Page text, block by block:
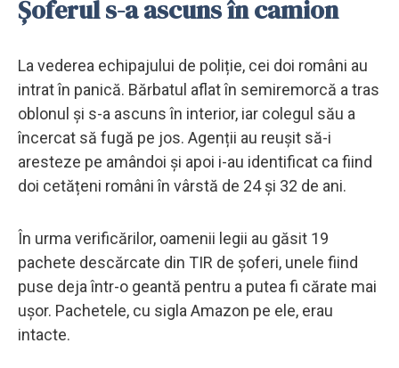
Șoferul s-a ascuns în camion
La vederea echipajului de poliție, cei doi români au
intrat în panică. Bărbatul aflat în semiremorcă a tras
oblonul și s-a ascuns în interior, iar colegul său a
încercat să fugă pe jos. Agenții au reușit să-i
aresteze pe amândoi și apoi i-au identificat ca fiind
doi cetățeni români în vârstă de 24 și 32 de ani.
În urma verificărilor, oamenii legii au găsit 19
pachete descărcate din TIR de șoferi, unele fiind
puse deja într-o geantă pentru a putea fi cărate mai
ușor. Pachetele, cu sigla Amazon pe ele, erau
intacte.